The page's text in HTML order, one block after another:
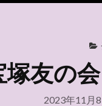
塚友の
2023年11月